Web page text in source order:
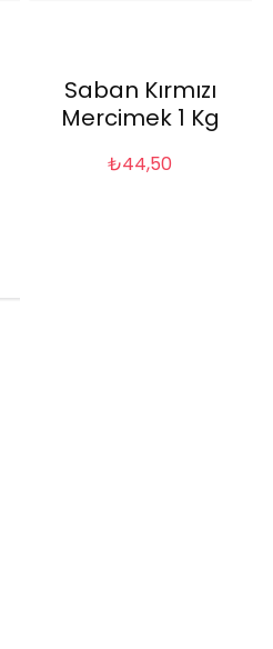
Saban Kırmızı
Mercimek 1 Kg
₺44,50